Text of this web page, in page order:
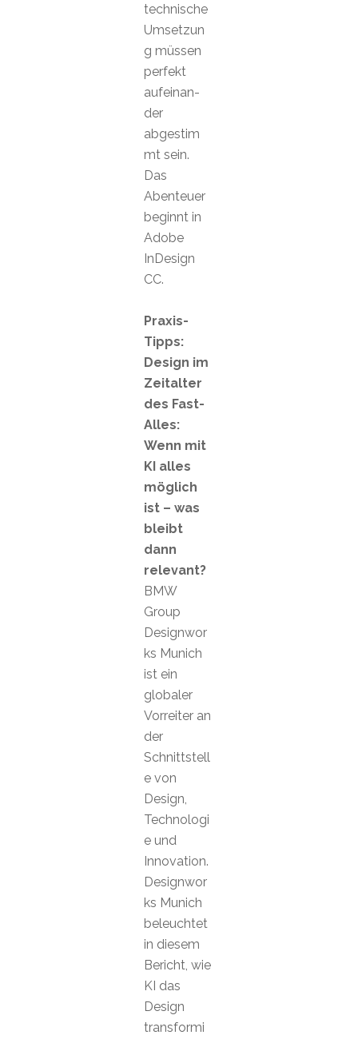
technische
Umsetzun
g müssen
perfekt
aufeinan-
der
abgestim
mt sein.
Das
Abenteuer
beginnt in
Adobe
InDesign
CC.
Praxis-
Tipps:
Design im
Zeitalter
des Fast-
Alles:
Wenn mit
KI alles
möglich
ist – was
bleibt
dann
relevant?
BMW
Group
Designwor
ks Munich
ist ein
globaler
Vorreiter an
der
Schnittstell
e von
Design,
Technologi
e und
Innovation.
Designwor
ks Munich
beleuchtet
in diesem
Bericht, wie
KI das
Design
transformi